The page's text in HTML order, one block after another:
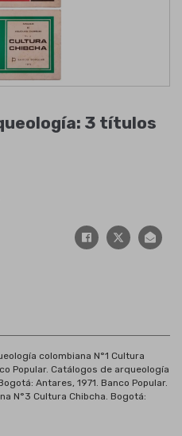
3 títulos
colombiana N°1 Cultura
Popular. Catálogos de arqueología
Antares, 1971. Banco Popular.
N°3 Cultura Chibcha. Bogotá: